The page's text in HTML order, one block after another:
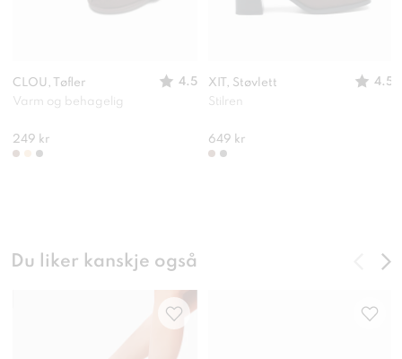
CLOU, Tøfler
4.5
Varm og behagelig
249 kr
XIT, Støvlett
4.5
Stilren
649 kr
Du liker kanskje også